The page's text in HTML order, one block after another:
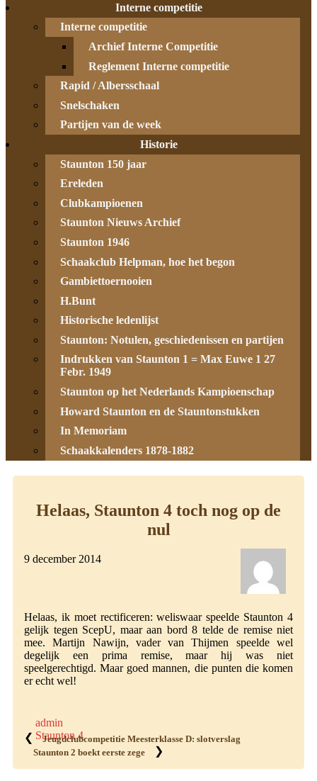
Interne competitie
Interne competitie
Archief Interne Competitie
Reglement Interne competitie
Rapid / Albersschaal
Snelschaken
Partijen van de week
Historie
Staunton 150 jaar
Ereleden
Clubkampioenen
Staunton Nieuws Archief
Staunton 1946
Schaakclub Helpman, hoe het begon
Gambiettoernooien
H.Bunt
Historische ledenlijst
Staunton: Notulen, geschiedenissen en partijen
Indrukken van Staunton 1 = Max Euwe 1 27
Febr. 1949
Staunton op het Nederlands Kampioenschap
Howard Staunton en de Stauntonstukken
In Memoriam
Schaakkalenders 1878-1882
Helaas, Staunton 4 toch nog op de
nul
9 december 2014
Helaas, ik moet rectificeren: weliswaar speelde Staunton 4
gelijk tegen ScepU, maar aan bord 8 telde de remise niet
mee. Martijn Nawijn, vader van Thijmen speelde wel
degelijk een prima remise, maar hij was niet
speelgerechtigd. Maar goed mannen, die punten die komen
er echt wel!
admin
Staunton 4
❮
Jeugdclubcompetitie Meesterklasse D: slotverslag
Staunton 2 boekt eerste zege
❯